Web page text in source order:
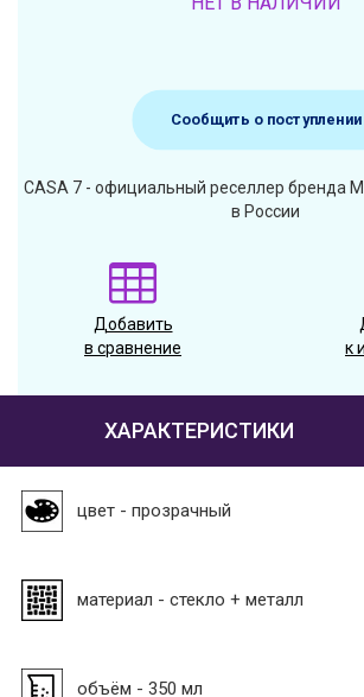
Сообщить о поступлении
CASA 7 - официальный реселлер бренда
в России
Добавить
в сравнение
к
ХАРАКТЕРИСТИКИ
цвет - прозрачный
материал - стекло + металл
объём - 350 мл